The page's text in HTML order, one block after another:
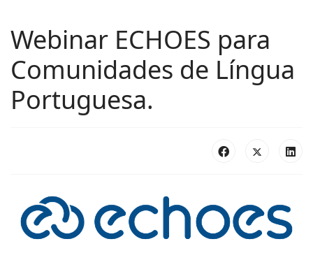
Webinar ECHOES para
Comunidades de Língua
Portuguesa.